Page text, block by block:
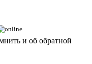
и об обратной